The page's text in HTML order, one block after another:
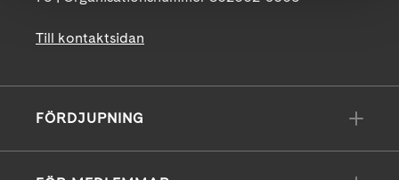
Till kontaktsidan
FÖRDJUPNING